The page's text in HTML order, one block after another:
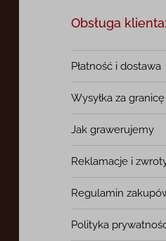
Obsługa klienta:
Płatność i dostawa
Wysyłka za granicę
Jak grawerujemy
Reklamacje i
Regulamin
Polityka